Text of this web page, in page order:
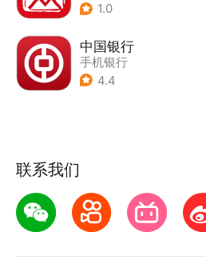
1.0
中国银行
手机银行
4.4
联系我们